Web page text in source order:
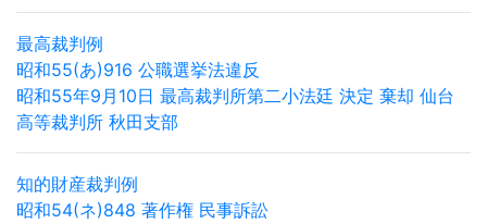
最高裁判例
昭和55(あ)916 公職選挙法違反
昭和55年9月10日 最高裁判所第二小法廷 決定 棄却 仙台
高等裁判所 秋田支部
知的財産裁判例
昭和54(ネ)848 著作権 民事訴訟